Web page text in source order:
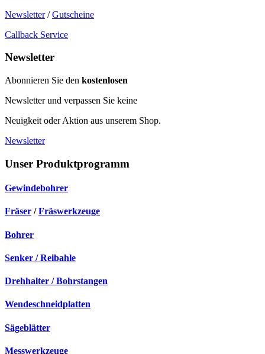
Newsletter/Gutscheine
Callback Service
Newsletter
Abonnieren Sie den kostenlosen
Newsletter und verpassen Sie keine
Neuigkeit oder Aktion aus unserem Shop.
Newsletter
Unser Produktprogramm
Gewindebohrer
Fräser /Fräswerkzeuge
Bohrer
Senker / Reibahle
Drehhalter / Bohrstangen
Wendeschneidplatten
Sägeblätter
Messwerkzeuge